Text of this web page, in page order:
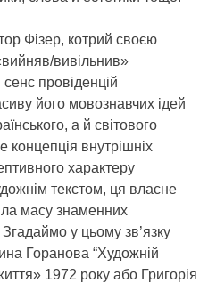
Фізер, котрий своєю
вивільнив»
провіденцій
його мовознавчих ідей
а й світового
концепція внутрішніх
характеру
текстом, ця власне
масу знаменних
у цьому зв’язку
Горанова “Художній
1972 року або Григорія